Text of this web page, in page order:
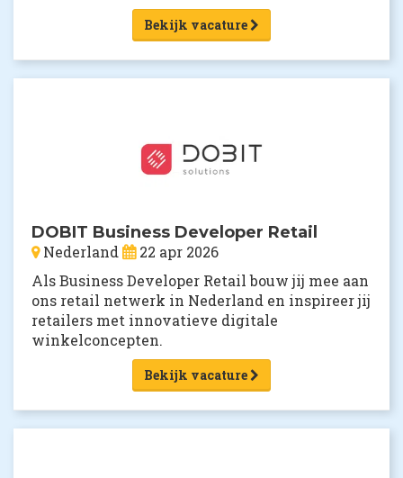
Bekijk vacature
DOBIT Business Developer Retail
Nederland
22 apr 2026
Als Business Developer Retail bouw jij mee aan
ons retail netwerk in Nederland en inspireer jij
retailers met innovatieve digitale
winkelconcepten.
Bekijk vacature